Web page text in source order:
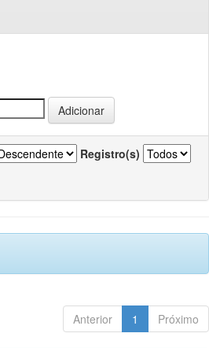
Registro(s)
Anterior 1 Próximo